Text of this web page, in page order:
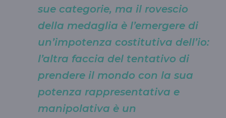
sue categorie, ma il rovescio
della medaglia è l’emergere di
un’impotenza costitutiva dell’io:
l’altra faccia del tentativo di
prendere il mondo con la sua
potenza rappresentativa e
manipolativa è un